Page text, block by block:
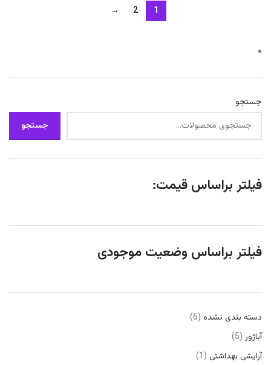
جستجو
جستجو
فیلتر براساس قیمت:
فیلتر براساس وضعیت موجودی
دسته بندی نشده 6
آباژور 5
آرایشی بهداشتی 1
1
2
→